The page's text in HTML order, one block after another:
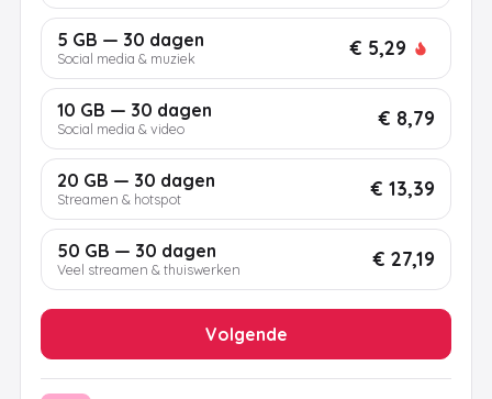
5 GB — 30 dagen
Social media & muziek € 5,29
10 GB — 30 dagen
Social media & video € 8,79
20 GB — 30 dagen
Streamen & hotspot € 13,39
50 GB — 30 dagen
Veel streamen & thuiswerken € 27,19
Volgende